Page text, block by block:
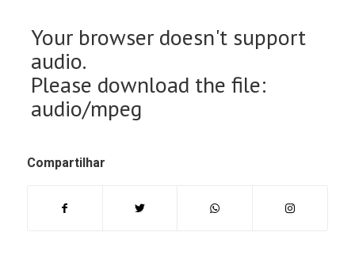
Your browser doesn't support
audio.
Please download the file:
audio/mpeg
Compartilhar